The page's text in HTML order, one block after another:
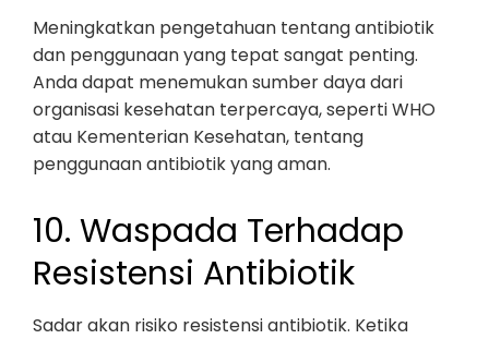
Meningkatkan pengetahuan tentang antibiotik
dan penggunaan yang tepat sangat penting.
Anda dapat menemukan sumber daya dari
organisasi kesehatan terpercaya, seperti WHO
atau Kementerian Kesehatan, tentang
penggunaan antibiotik yang aman.
10. Waspada Terhadap
Resistensi Antibiotik
Sadar akan risiko resistensi antibiotik. Ketika